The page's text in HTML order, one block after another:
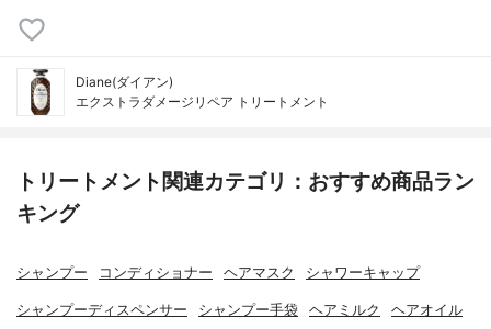
Diane(ダイアン)
エクストラダメージリペア トリートメント
トリートメント関連カテゴリ：おすすめ商品ラン
キング
シャンプー コンディショナー ヘアマスク シャワーキャップ
シャンプーディスペンサー シャンプー手袋 ヘアミルク ヘアオイル